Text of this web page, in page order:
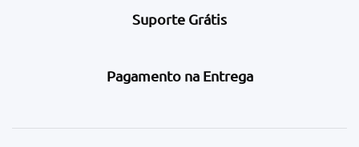
Suporte Grátis
Pagamento na Entrega